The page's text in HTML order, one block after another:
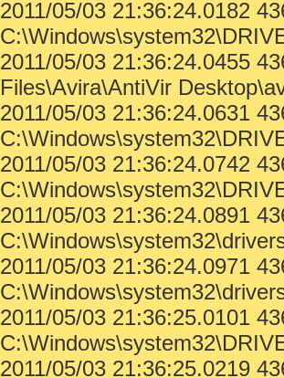
Description =
Error - 15.04.2011 13:40:58 |
Description =
Error - 15.04.2011 13:41:49 |
Description =
Error - 15.04.2011 13:41:49 |
Description =
Error - 15.04.2011 13:41:49 |
Error - 15.04.2011 14:31:31 |
Description =
Error - 15.04.2011 14:31:31 |
Description =
Error - 15.04.2011 14:31:33 |
Description =
Error - 15.04.2011 14:31:33 |
Description =
Error - 15.04.2011 14:31:33 |
2011/05/03 21:36:24.0182
2011/05/03 21:36:24.0455
Files\Avira\AntiVir
2011/05/03 21:36:24.0631
2011/05/03 21:36:24.0742
2011/05/03 21:36:24.0891
2011/05/03 21:36:24.0971
2011/05/03 21:36:25.0101
2011/05/03 21:36:25.0219